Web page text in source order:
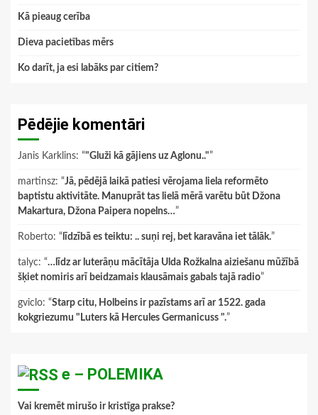
Kā pieaug cerība
Dieva pacietības mērs
Ko darīt, ja esi labāks par citiem?
Pēdējie komentāri
Janis Karklins: “"Gluži kā gājiens uz Aglonu.."”
martinsz: “Jā, pēdējā laikā patiesi vērojama liela reformēto
baptistu aktivitāte. Manuprāt tas lielā mērā varētu būt Džona
Makartura, Džona Paipera nopelns…”
Roberto: “ līdzībā es teiktu: .. suņi rej, bet karavāna iet tālāk.”
talyc: “…līdz ar luterāņu mācītāja Ulda Rožkalna aiziešanu mūžībā
šķiet nomiris arī beidzamais klausāmais gabals tajā radio”
gviclo: “Starp citu, Holbeins ir pazīstams arī ar 1522. gada
kokgriezumu "Luters kā Hercules Germanicuss ".”
e – POLEMIKA
Vai kremēt mirušo ir kristīga prakse?